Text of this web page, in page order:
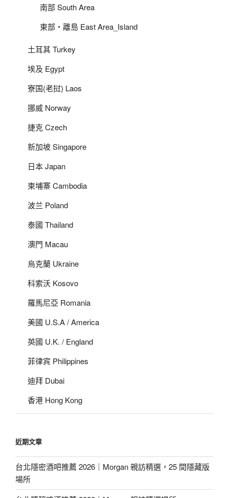
南部 South Area
東部‧離島 East Area_Island
土耳其 Turkey
埃及 Egypt
寮国(老挝) Laos
挪威 Norway
捷克 Czech
新加坡 Singapore
日本 Japan
柬埔寨 Cambodia
波兰 Poland
泰國 Thailand
澳門 Macau
烏克蘭 Ukraine
科索沃 Kosovo
羅馬尼亞 Romania
美國 U.S.A / America
英國 U.K. / England
菲律宾 Philippines
迪拜 Dubai
香港 Hong Kong
近期文章
台北隱密酒吧推薦 2026｜Morgan 親訪精選，25 間隱藏版
場所